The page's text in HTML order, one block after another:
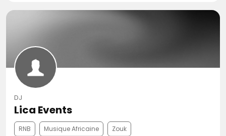
DJ
Lica Events
RNB Musique Africaine Zouk